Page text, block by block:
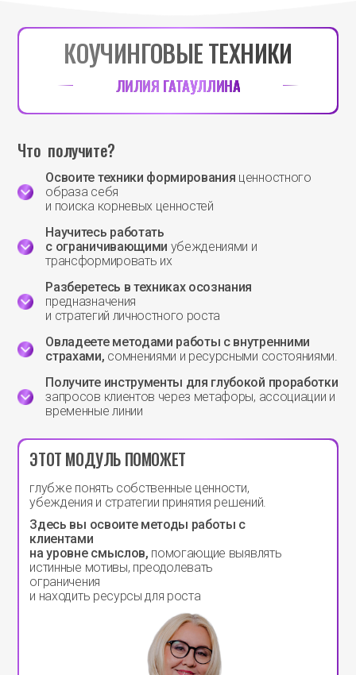
КОУЧИНГОВЫЕ ТЕХНИКИ
ЛИЛИЯ ГАТАУЛЛИНА
ЭТОТ МОДУЛЬ ПОМОЖЕТ
глубже понять собственные ценности,
убеждения и стратегии принятия решений.
Здесь вы освоите методы работы с
клиентами
на уровне смыслов, помогающие выявлять
истинные мотивы, преодолевать
ограничения
и находить ресурсы для роста
Что получите?
Освоите техники формирования ценностного
образа себя
и поиска корневых ценностей
Научитесь работать
с ограничивающими убеждениями и
трансформировать их
Разберетесь в техниках осознания
предназначения
и стратегий личностного роста
Овладеете методами работы с внутренними
страхами, сомнениями и ресурсными состояниями.
Получите инструменты для глубокой проработки
запросов клиентов через метафоры, ассоциации и
временные линии